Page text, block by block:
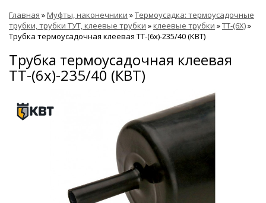
Главная »Муфты, наконечники »Термоусадка: термоусадочные
трубки, трубки ТУТ, клеевые трубки »клеевые трубки »ТТ-(6Х)»
Трубка термоусадочная клеевая ТТ-(6х)-235/40 (КВТ)
Трубка термоусадочная клеевая
ТТ-(6х)-235/40 (КВТ)